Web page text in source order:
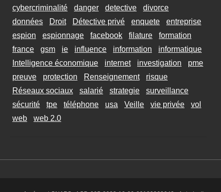
cybercriminalité
danger detective
divorce
données
Droit Détective privé enquete
entreprise
espion
espionnage facebook filature
formation
france
gsm ie influence information
informatique
Intelligence économique
internet investigation
pme
preuve
protection Renseignement
risque
Réseaux sociaux
salarié strategie
surveillance
sécurité
tpe téléphone usa Veille vie privée
vol
web
web 2.0